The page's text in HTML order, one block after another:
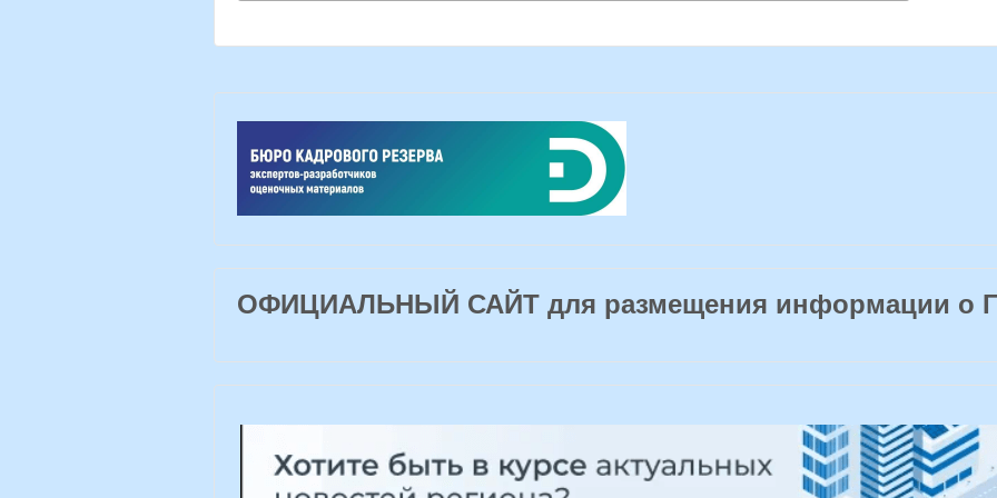
ОФИЦИАЛЬНЫЙ САЙТ для размещения информации о